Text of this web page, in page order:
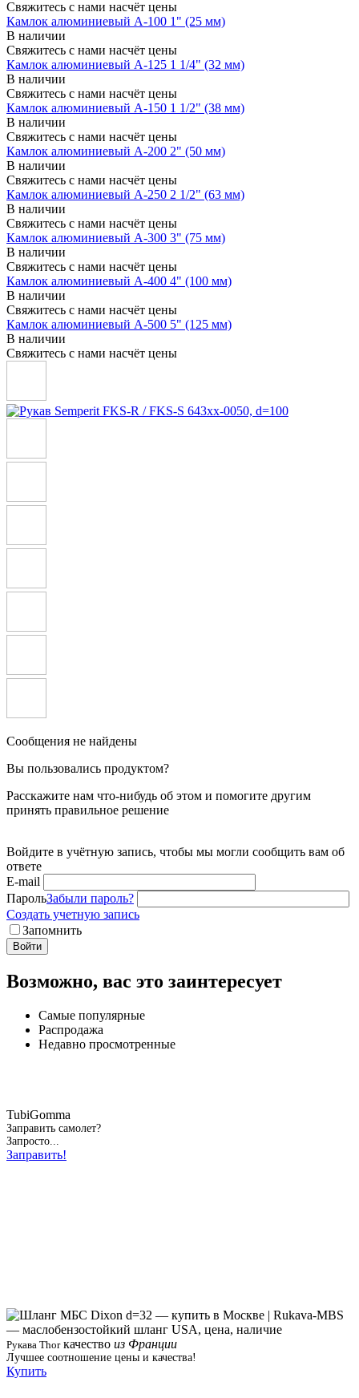
Свяжитесь с нами насчёт цены
Камлок алюминиевый A-100 1" (25 мм)
В наличии
Свяжитесь с нами насчёт цены
Камлок алюминиевый A-125 1 1/4" (32 мм)
В наличии
Свяжитесь с нами насчёт цены
Камлок алюминиевый A-150 1 1/2" (38 мм)
В наличии
Свяжитесь с нами насчёт цены
Камлок алюминиевый A-200 2" (50 мм)
В наличии
Свяжитесь с нами насчёт цены
Камлок алюминиевый A-250 2 1/2" (63 мм)
В наличии
Свяжитесь с нами насчёт цены
Камлок алюминиевый A-300 3" (75 мм)
В наличии
Свяжитесь с нами насчёт цены
Камлок алюминиевый A-400 4" (100 мм)
В наличии
Свяжитесь с нами насчёт цены
Камлок алюминиевый A-500 5" (125 мм)
В наличии
Свяжитесь с нами насчёт цены
Сообщения не найдены
Вы пользовались продуктом?
Расскажите нам что-нибудь об этом и помогите другим
принять правильное решение
Войдите в учётную запись, чтобы мы могли сообщить вам об
ответе
E-mail
ПарольЗабыли пароль?
Создать учетную запись
Запомнить
Войти
Возможно, вас это заинтересует
Самые популярные
Распродажа
Недавно просмотренные
TubiGomma
Заправить самолет?
Запросто...
Заправить!
Рукава Thorкачество из Франции
Лучшее соотношение цены и качества!
Купить